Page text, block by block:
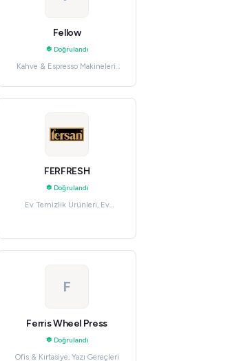
Fellow
Doğrulandı
Kahve & Espresso Makineleri,
FERFRESH
Doğrulandı
Ev Temizlik Ürünleri, Ev
F
Ferris Wheel Press
Doğrulandı
Ofis & Kırtasiye, Yazı Gereçleri